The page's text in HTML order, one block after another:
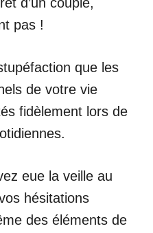
pas !
que les
de votre vie
fidèlement lors de
eue la veille au
hésitations
des éléments de